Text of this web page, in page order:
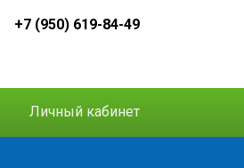
+7 (950) 619-84-49
Личный кабинет